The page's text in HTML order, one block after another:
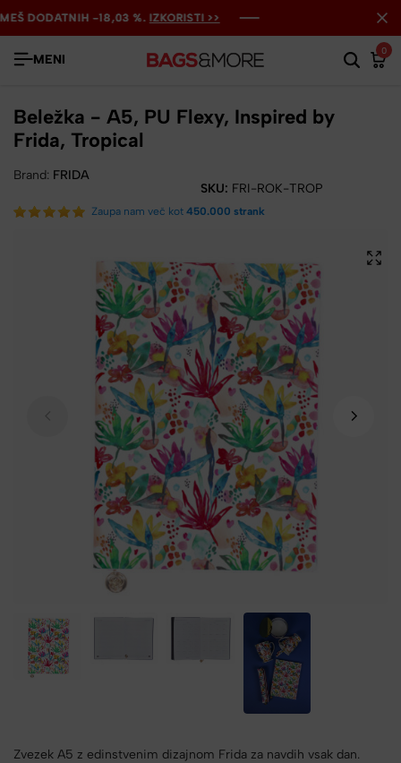
DODATNIH -18,03 %. IZKORISTI >>
DODATNIH -18,03 %. IZKORISTI >>
DODATNIH -18,03 %. IZKORISTI >>
MENI
0
Beležka - A5, PU Flexy, Inspired by
Frida, Tropical
Brand: FRIDA
SKU: FRI-ROK-TROP
Zaupa nam več kot 450.000 strank
Zvezek A5 z edinstvenim dizajnom Frida za navdih vsak dan.